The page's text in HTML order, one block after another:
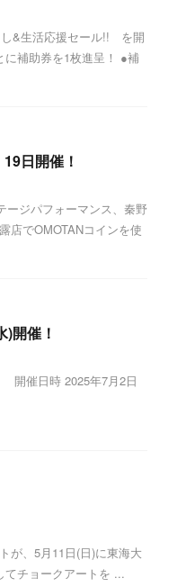
し&生活応援セール!! を開
補助券を1枚進呈！ ●補
日開催！
ジパフォーマンス、秦野
店でOMOTANコインを使
開催！
開催日時 2025年7月2日
が、5月11日(日)に東海大
チョークアートを ...